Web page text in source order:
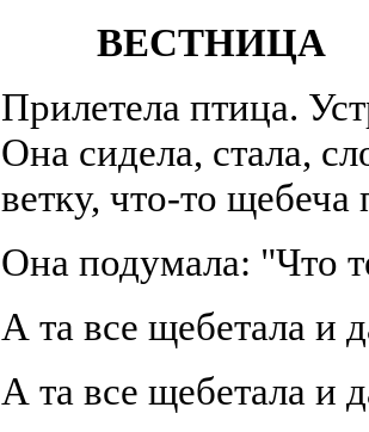
ВЕСТНИЦА
Прилетела птица.
Она сидела, стала,
ветку, что-то щебеча
Она подумала: "Что
А та все щебетала и
А та все щебетала и